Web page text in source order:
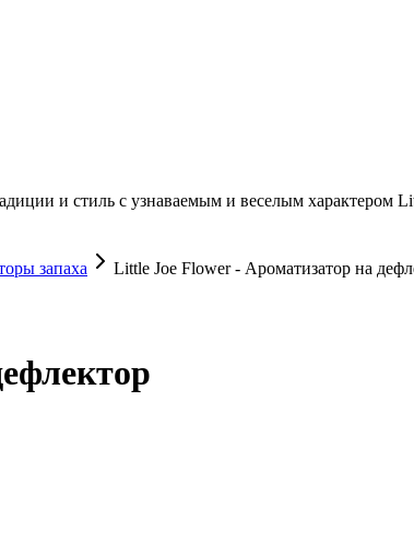
и стиль с узнаваемым и веселым характером
запаха
Little Joe Flower - Ароматизатор на